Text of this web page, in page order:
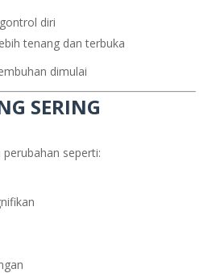
diri
tenang dan terbuka
dimulai
SERING
seperti: